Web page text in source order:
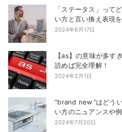
「ステータス」って
い方と言い換え表現を
2024年6月17日
【as】の意味が多す
読めば完全理解！
2024年2月1日
“brand new”はどう
い方のニュアンスや
2024年7月20日